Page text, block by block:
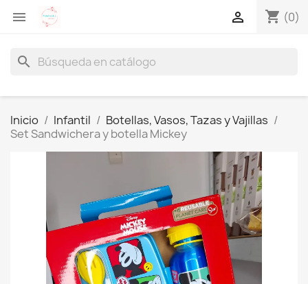
 shopping_cart (0)

search
Inicio Infantil
Botellas, Vasos, Tazas y Vajillas
Set Sandwichera y botella Mickey